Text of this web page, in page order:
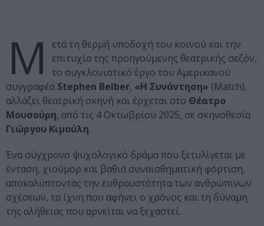
Μ
ετά τη θερμή υποδοχή του κοινού και την
επιτυχία της προηγούμενης θεατρικής σεζόν,
το συγκλονιστικό έργο του Αμερικανού
συγγραφέα Stephen Belber, «Η Συνάντηση» (Match),
αλλάζει θεατρική σκηνή και έρχεται στο Θέατρο
Μουσούρη, από τις 4 Οκτωβρίου 2025, σε σκηνοθεσία
Γιώργου Κιμούλη.
Ένα σύγχρονο ψυχολογικό δράμα που ξετυλίγεται με
ένταση, χιούμορ και βαθιά συναισθηματική φόρτιση,
αποκαλύπτοντας την ευθραυστότητα των ανθρώπινων
σχέσεων, τα ίχνη που αφήνει ο χρόνος και τη δύναμη
της αλήθειας που αρνείται να ξεχαστεί.